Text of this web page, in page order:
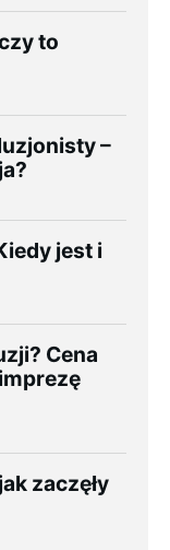
to
–
jest i
Cena
zaczęły